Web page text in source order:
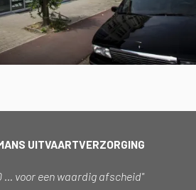
UITVAARTVERZORGING
… voor een waardig afscheid"